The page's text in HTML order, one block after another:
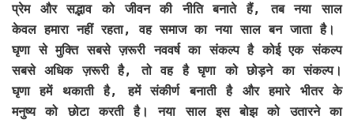
प्रेम और सद्भाव को जीवन की नीति बनाते हैं, तब नया साल
केवल हमारा नहीं रहता, वह समाज का नया साल बन जाता है।
घृणा से मुक्ति सबसे ज़रूरी नववर्ष का संकल्प है कोई एक संकल्प
सबसे अधिक ज़रूरी है, तो वह है घृणा को छोड़ने का संकल्प।
घृणा हमें थकाती है, हमें संकीर्ण बनाती है और हमारे भीतर के
मनुष्य को छोटा करती है। नया साल इस बोझ को उतारने का